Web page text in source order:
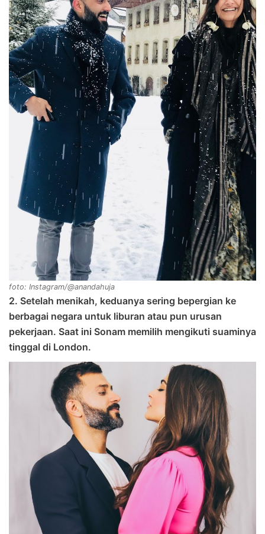
foto: Instagram/@anandahuja
2. Setelah menikah, keduanya sering bepergian ke
berbagai negara untuk liburan atau pun urusan
pekerjaan. Saat ini Sonam memilih mengikuti suaminya
tinggal di London.